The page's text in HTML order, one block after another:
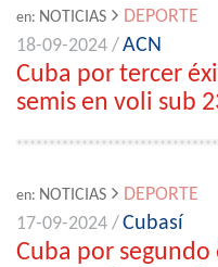
en: NOTICIAS
DEPORTE
18-09-2024 /ACN
Cuba por tercer
semis en voli sub
en: NOTICIAS
DEPORTE
17-09-2024 /Cubasí
Cuba por segundo